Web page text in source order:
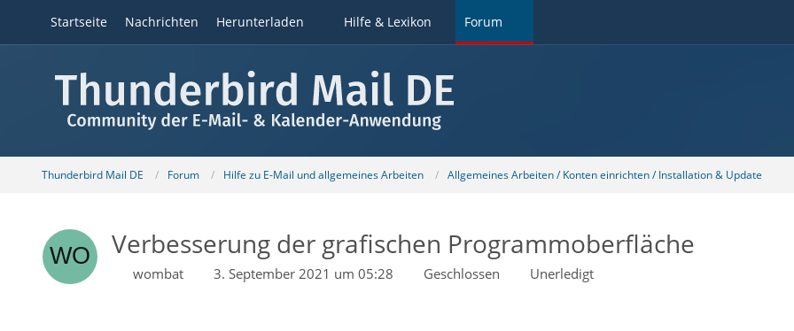
Startseite Nachrichten Herunterladen Hilfe & Lexikon Forum
Thunderbird Mail DE Forum Hilfe zu E-Mail und allgemeines Arbeiten Allgemeines Arbeiten / Konten einrichten / Installation & Update
Verbesserung der grafischen Programmoberfläche
wombat 3. September 2021 um 05:28 Geschlossen Unerledigt